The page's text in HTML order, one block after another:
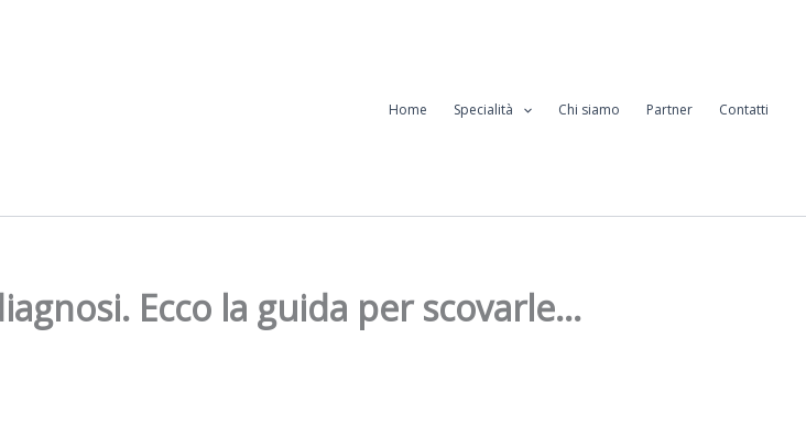
Home Specialità Chi siamo Partner Contatti
Ecco la guida per scovarle…